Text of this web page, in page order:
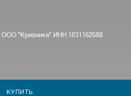
КУПИТЬ
ООО "Крионика" ИНН 1831162588